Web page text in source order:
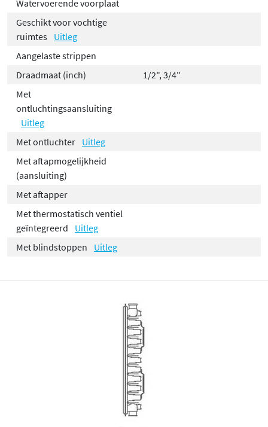
Watervoerende voorplaat
Geschikt voor vochtige
ruimtes Uitleg
Aangelaste strippen
Draadmaat (inch)
1/2", 3/4"
Met
ontluchtingsaansluiting
Uitleg
Met ontluchter Uitleg
Met aftapmogelijkheid
(aansluiting)
Met aftapper
Met thermostatisch ventiel
geïntegreerd
Uitleg
Met blindstoppen
Uitleg